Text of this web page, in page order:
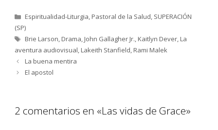
Categorías
Espiritualidad-Liturgia,Pastoral de la Salud, SUPERACIÓN
(SP)
Etiquetas
Brie Larson,Drama,John Gallagher Jr.,Kaitlyn Dever,La
aventura audiovisual,Lakeith Stanfield,Rami Malek
La buena mentira
El apostol
2 comentarios en «Las vidas de Grace»